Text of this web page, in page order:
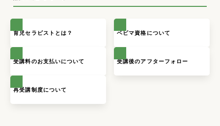
育児セラピストとは？ ベビマ資格について
受講料のお支払いについて 受講後のアフターフォロー
再受講制度について